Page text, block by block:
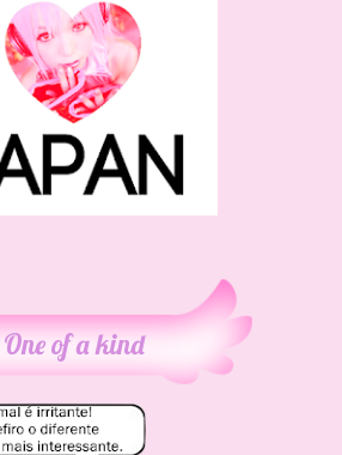
One of a kind